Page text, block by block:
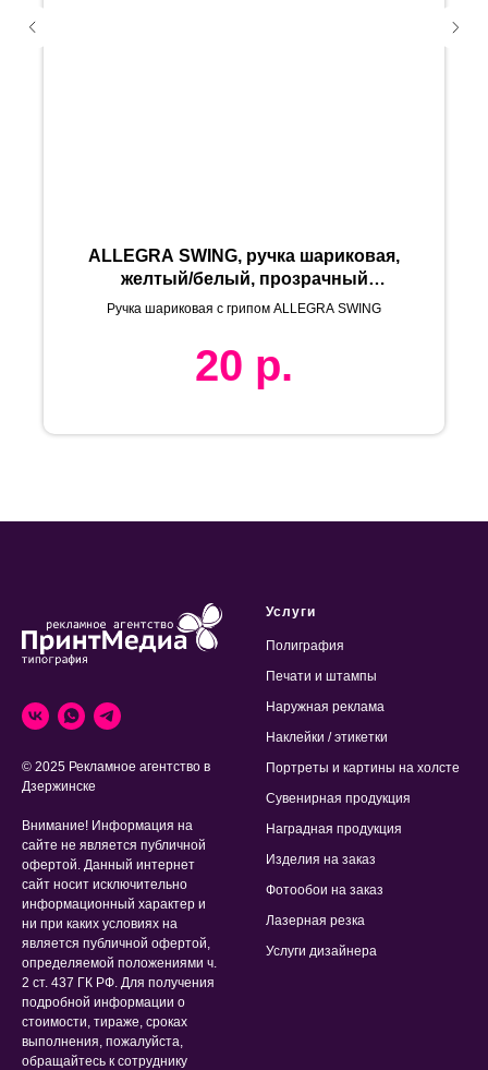
ALLEGRA SWING, ручка шариковая,
желтый/белый, прозрачный
корпус, белый барабанчик, пластик
Ручка шариковая с грипом ALLEGRA SWING
20 р.
© 2025 Рекламное агентство в
Дзержинске
Внимание! Информация на
сайте не является публичной
офертой. Данный интернет
сайт носит исключительно
информационный характер и
ни при каких условиях на
является публичной офертой,
определяемой положениями ч.
2 ст. 437 ГК РФ. Для получения
подробной информации о
стоимости, тираже, сроках
выполнения, пожалуйста,
обращайтесь к сотруднику
Услуги
Полиграфия
Печати и штампы
Наружная реклама
Наклейки / этикетки
Портреты и картины на холсте
Сувенирная продукция
Наградная продукция
Изделия на заказ
Фотообои на заказ
Лазерная резка
Услуги дизайнера